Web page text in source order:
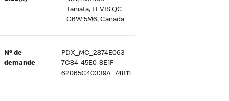
Taniata, LEVIS QC
G6W 5M6, Canada
Nº de
demande
PDX_MC_2874E063-
7C84-45E0-8E1F-
62065C40339A_74811